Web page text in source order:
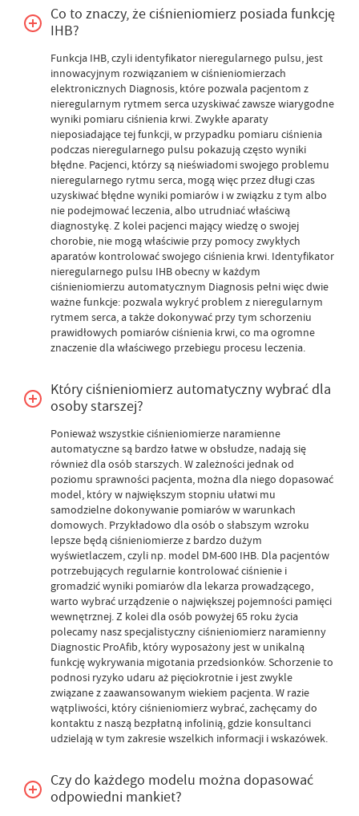
Co to znaczy, że ciśnieniomierz posiada funkcję
IHB?
Funkcja IHB, czyli identyfikator nieregularnego pulsu, jest
innowacyjnym rozwiązaniem w ciśnieniomierzach
elektronicznych Diagnosis, które pozwala pacjentom z
nieregularnym rytmem serca uzyskiwać zawsze wiarygodne
wyniki pomiaru ciśnienia krwi. Zwykłe aparaty
nieposiadające tej funkcji, w przypadku pomiaru ciśnienia
podczas nieregularnego pulsu pokazują często wyniki
błędne. Pacjenci, którzy są nieświadomi swojego problemu
nieregularnego rytmu serca, mogą więc przez długi czas
uzyskiwać błędne wyniki pomiarów i w związku z tym albo
nie podejmować leczenia, albo utrudniać właściwą
diagnostykę. Z kolei pacjenci mający wiedzę o swojej
chorobie, nie mogą właściwie przy pomocy zwykłych
aparatów kontrolować swojego ciśnienia krwi. Identyfikator
nieregularnego pulsu IHB obecny w każdym
ciśnieniomierzu automatycznym Diagnosis pełni więc dwie
ważne funkcje: pozwala wykryć problem z nieregularnym
rytmem serca, a także dokonywać przy tym schorzeniu
prawidłowych pomiarów ciśnienia krwi, co ma ogromne
znaczenie dla właściwego przebiegu procesu leczenia.
Który ciśnieniomierz automatyczny wybrać dla
osoby starszej?
Ponieważ wszystkie ciśnieniomierze naramienne
automatyczne są bardzo łatwe w obsłudze, nadają się
również dla osób starszych. W zależności jednak od
poziomu sprawności pacjenta, można dla niego dopasować
model, który w największym stopniu ułatwi mu
samodzielne dokonywanie pomiarów w warunkach
domowych. Przykładowo dla osób o słabszym wzroku
lepsze będą ciśnieniomierze z bardzo dużym
wyświetlaczem, czyli np. model DM-600 IHB. Dla pacjentów
potrzebujących regularnie kontrolować ciśnienie i
gromadzić wyniki pomiarów dla lekarza prowadzącego,
warto wybrać urządzenie o największej pojemności pamięci
wewnętrznej. Z kolei dla osób powyżej 65 roku życia
polecamy nasz specjalistyczny ciśnieniomierz naramienny
Diagnostic ProAfib, który wyposażony jest w unikalną
funkcję wykrywania migotania przedsionków. Schorzenie to
podnosi ryzyko udaru aż pięciokrotnie i jest zwykle
związane z zaawansowanym wiekiem pacjenta. W razie
wątpliwości, który ciśnieniomierz wybrać, zachęcamy do
kontaktu z naszą bezpłatną infolinią, gdzie konsultanci
udzielają w tym zakresie wszelkich informacji i wskazówek.
Czy do każdego modelu można dopasować
odpowiedni mankiet?